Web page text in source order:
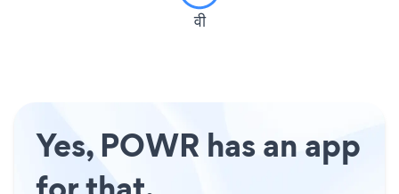
वी
Yes, POWR has an app